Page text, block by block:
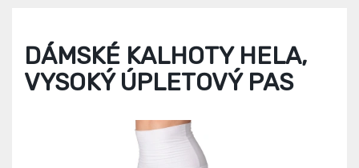
DÁMSKÉ KALHOTY HELA,
VYSOKÝ ÚPLETOVÝ PAS